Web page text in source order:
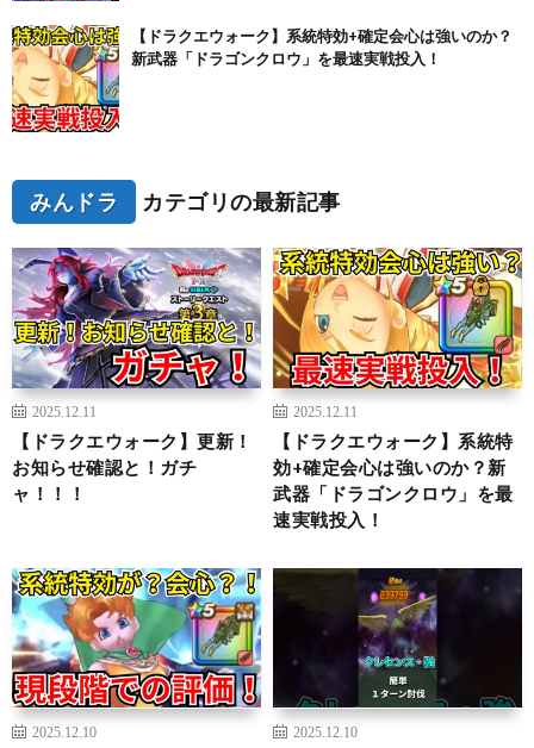
【ドラクエウォーク】系統特効+確定会心は強いのか？
新武器「ドラゴンクロウ」を最速実戦投入！
みんドラ カテゴリの最新記事
2025.12.11
【ドラクエウォーク】更新！
お知らせ確認と！ガチ
ャ！！！
2025.12.11
【ドラクエウォーク】系統特
効+確定会心は強いのか？新
武器「ドラゴンクロウ」を最
速実戦投入！
2025.12.10 2025.12.10